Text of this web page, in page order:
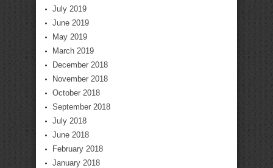
July 2019
June 2019
May 2019
March 2019
December 2018
November 2018
October 2018
September 2018
July 2018
June 2018
February 2018
January 2018